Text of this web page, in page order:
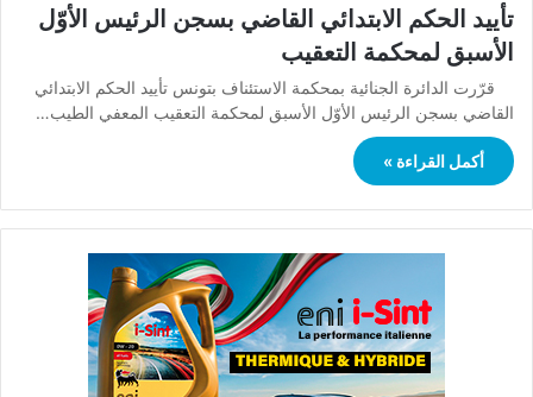
تأييد الحكم الابتدائي القاضي بسجن الرئيس الأوّل
الأسبق لمحكمة التعقيب
قرّرت الدائرة الجنائية بمحكمة الاستئناف بتونس تأييد الحكم الابتدائي
القاضي بسجن الرئيس الأوّل الأسبق لمحكمة التعقيب المعفي الطيب…
أكمل القراءة »